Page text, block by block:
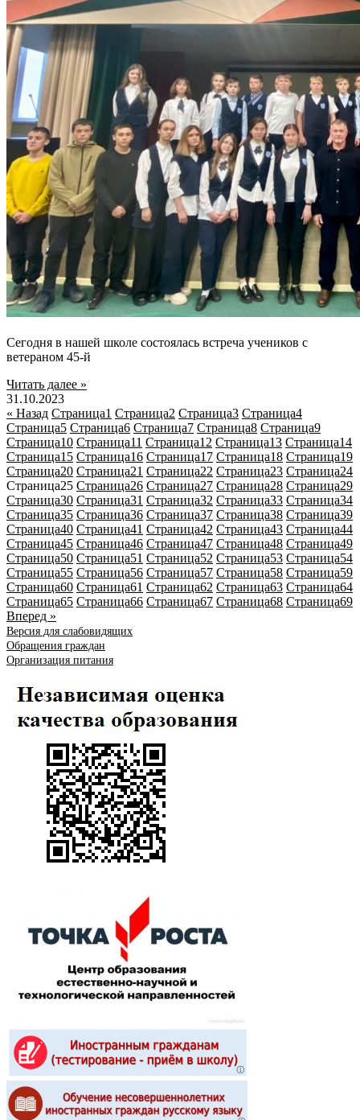
Сегодня в нашей школе состоялась встреча учеников с
ветераном 45-й
Читать далее »
31.10.2023
« Назад Страница1 Страница2 Страница3 Страница4
Страница5 Страница6 Страница7 Страница8 Страница9
Страница10 Страница11 Страница12 Страница13 Страница14
Страница15 Страница16 Страница17 Страница18 Страница19
Страница20 Страница21 Страница22 Страница23 Страница24
Страница25 Страница26 Страница27 Страница28 Страница29
Страница30 Страница31 Страница32 Страница33 Страница34
Страница35 Страница36 Страница37 Страница38 Страница39
Страница40 Страница41 Страница42 Страница43 Страница44
Страница45 Страница46 Страница47 Страница48 Страница49
Страница50 Страница51 Страница52 Страница53 Страница54
Страница55 Страница56 Страница57 Страница58 Страница59
Страница60 Страница61 Страница62 Страница63 Страница64
Страница65 Страница66 Страница67 Страница68 Страница69
Вперед »
Версия для слабовидящих
Обращения граждан
Организация питания